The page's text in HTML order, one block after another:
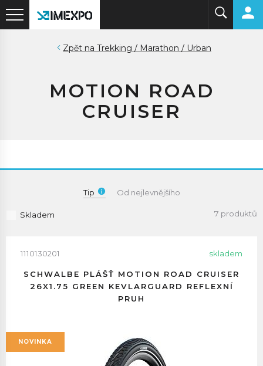
Trekking / Marathon / Urban
MOTION ROAD
CRUISER
Tip Od nejlevnějšího
Skladem 7 produktů
1110130201 skladem
SCHWALBE PLÁŠŤ MOTION ROAD CRUISER
26X1.75 GREEN KEVLARGUARD REFLEXNÍ
PRUH
NOVINKA